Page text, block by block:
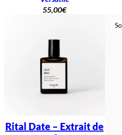
55,00€
Rital Date – Extrait de